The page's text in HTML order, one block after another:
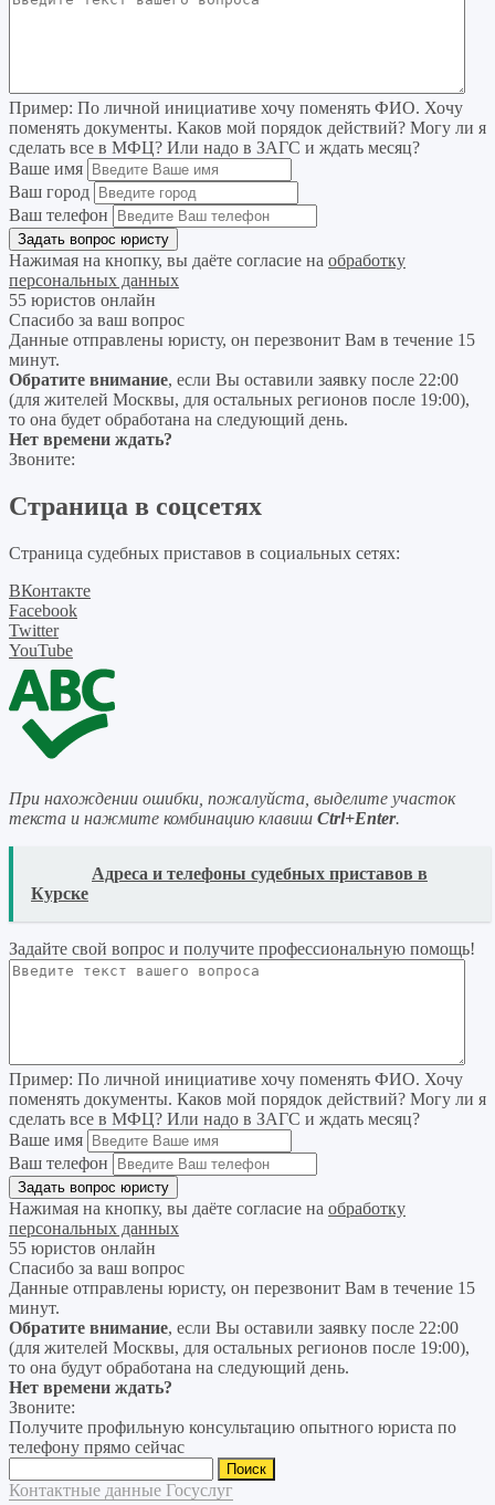
Пример: По личной инициативе хочу поменять ФИО. Хочу
поменять документы. Каков мой порядок действий? Могу ли я
сделать все в МФЦ? Или надо в ЗАГС и ждать месяц?
Ваше имя
Ваш город
Ваш телефон
Нажимая на кнопку, вы даёте согласие на обработку
персональных данных
55 юристов онлайн
Спасибо за ваш вопрос
Данные отправлены юристу, он перезвонит Вам в течение 15
минут.
Обратите внимание, если Вы оставили заявку после 22:00
(для жителей Москвы, для остальных регионов после 19:00),
то она будет обработана на следующий день.
Нет времени ждать?
Звоните:
Страница в соцсетях
Страница судебных приставов в социальных сетях:
ВКонтакте
Facebook
Twitter
YouTube
При нахождении ошибки, пожалуйста, выделите участок
текста и нажмите комбинацию клавиш Ctrl+Enter.
Адреса и телефоны судебных приставов в
Курске
Задайте свой вопрос и получите профессиональную помощь!
Пример: По личной инициативе хочу поменять ФИО. Хочу
поменять документы. Каков мой порядок действий? Могу ли я
сделать все в МФЦ? Или надо в ЗАГС и ждать месяц?
Ваше имя
Ваш телефон
Нажимая на кнопку, вы даёте согласие на обработку
персональных данных
55 юристов онлайн
Спасибо за ваш вопрос
Данные отправлены юристу, он перезвонит Вам в течение 15
минут.
Обратите внимание, если Вы оставили заявку после 22:00
(для жителей Москвы, для остальных регионов после 19:00),
то она будут обработана на следующий день.
Нет времени ждать?
Звоните:
Получите профильную консультацию опытного юриста по
телефону прямо сейчас
Контактные данные Госуслуг